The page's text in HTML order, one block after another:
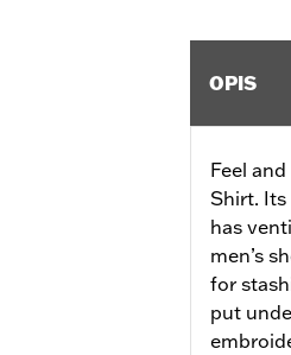
OPIS
Feel
Shirt. Its
has
men’s
for
put